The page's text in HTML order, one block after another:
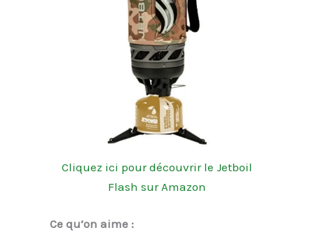
Cliquez ici pour découvrir le Jetboil
Flash sur Amazon
Ce qu’on aime :